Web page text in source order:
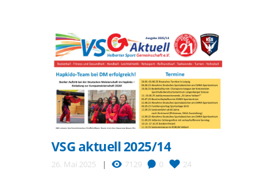
VSG aktuell 2025/14
26. Mai 2025 7129 0 24